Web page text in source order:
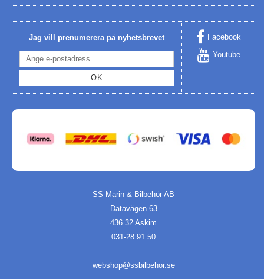
Jag vill prenumerera på nyhetsbrevet
OK
Facebook
Youtube
SS Marin & Bilbehör AB
Datavägen 63
436 32 Askim
031-28 91 50
webshop@ssbilbehor.se